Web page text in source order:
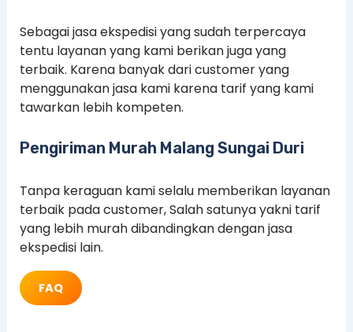
Sebagai jasa ekspedisi yang sudah terpercaya
tentu layanan yang kami berikan juga yang
terbaik. Karena banyak dari customer yang
menggunakan jasa kami karena tarif yang kami
tawarkan lebih kompeten.
Pengiriman Murah Malang Sungai Duri
Tanpa keraguan kami selalu memberikan layanan
terbaik pada customer, Salah satunya yakni tarif
yang lebih murah dibandingkan dengan jasa
ekspedisi lain.
FAQ